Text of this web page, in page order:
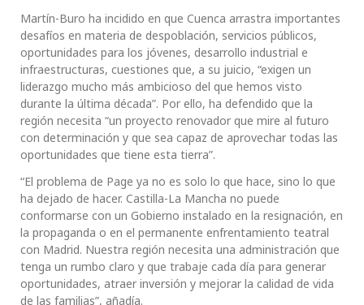
Martín-Buro ha incidido en que Cuenca arrastra importantes
desafíos en materia de despoblación, servicios públicos,
oportunidades para los jóvenes, desarrollo industrial e
infraestructuras, cuestiones que, a su juicio, “exigen un
liderazgo mucho más ambicioso del que hemos visto
durante la última década”. Por ello, ha defendido que la
región necesita “un proyecto renovador que mire al futuro
con determinación y que sea capaz de aprovechar todas las
oportunidades que tiene esta tierra”.
“El problema de Page ya no es solo lo que hace, sino lo que
ha dejado de hacer. Castilla-La Mancha no puede
conformarse con un Gobierno instalado en la resignación, en
la propaganda o en el permanente enfrentamiento teatral
con Madrid. Nuestra región necesita una administración que
tenga un rumbo claro y que trabaje cada día para generar
oportunidades, atraer inversión y mejorar la calidad de vida
de las familias”, añadía.